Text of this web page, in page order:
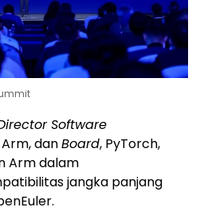
Software
Arm, danBoard, PyTorch,
Arm dalam
jangka panjang